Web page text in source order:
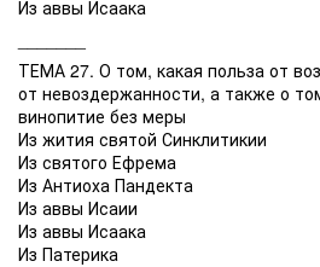
Из аввы Исаака
ТЕМА 27. О том, какая польза от
от невоздержанности, а также о
винопитие без меры
Из жития святой Синклитикии
Из святого Ефрема
Из Антиоха Пандекта
Из аввы Исаии
Из аввы Исаака
Из Патерика